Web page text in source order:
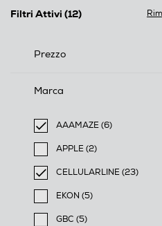
Filtri Attivi (12)
Prezzo
Marca
AAAMAZE (6)
selected Filtro applicato
APPLE (2)
Filtra per Marca: APPLE
CELLULARLINE (23)
selected Filtro applicato
EKON (5)
Filtra per Marca: EKON
GBC (5)